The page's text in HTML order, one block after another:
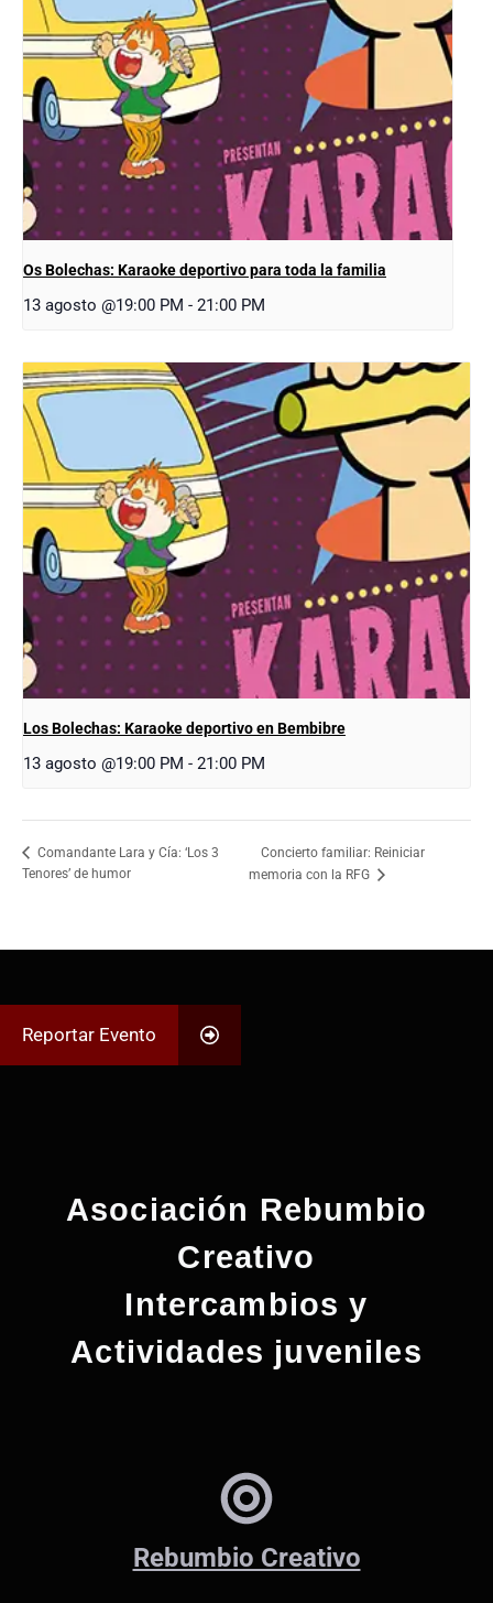
Os Bolechas: Karaoke deportivo para toda la familia
13 agosto @19:00 PM - 21:00 PM
Los Bolechas: Karaoke deportivo en Bembibre
13 agosto @19:00 PM - 21:00 PM
Comandante Lara y Cía: ‘Los 3
Tenores’ de humor
Concierto familiar: Reiniciar
memoria con la RFG
Reportar Evento
Asociación Rebumbio
Creativo
Intercambios y
Actividades juveniles
Rebumbio Creativo